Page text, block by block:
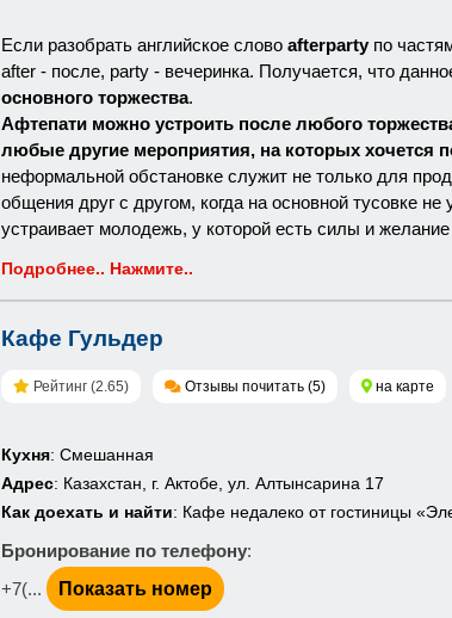
Если разобрать английское слово afterparty по
after - после, party - вечеринка. Получается, что
основного торжества.
Афтепати можно устроить после любого
любые другие мероприятия, на которых хочется
неформальной обстановке служит не только для
общения друг с другом, когда на основной тусовке
устраивает молодежь, у которой есть силы и
Подробнее.. Нажмите..
Кафе Гульдер
Рейтинг (2.65) Отзывы почитать (5) на карте
Кухня: Смешанная
Адрес: Казахстан, г. Актобе, ул. Алтынсарина 17
Как доехать и найти: Кафе недалеко от гостиницы
Бронирование по телефону:
+7(...
Показать номер